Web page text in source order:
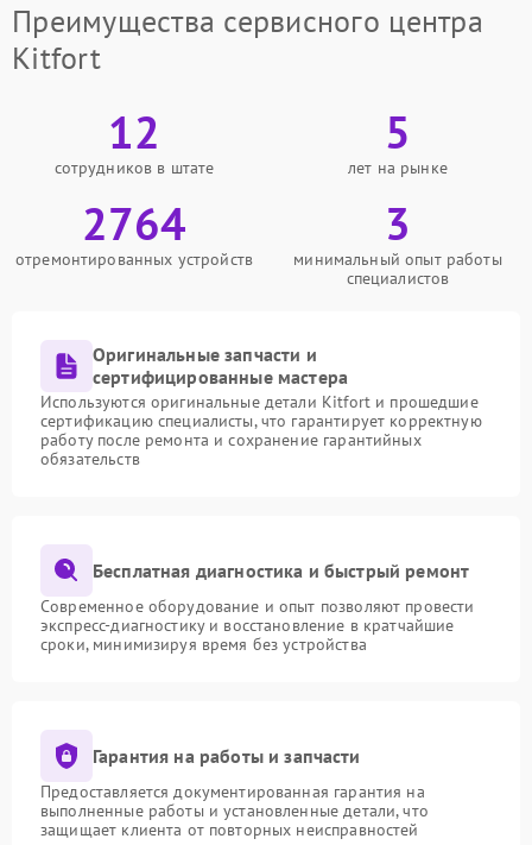
Преимущества сервисного центра
Kitfort
12
сотрудников в штате
5
лет на рынке
2764
отремонтированных устройств
3
минимальный опыт работы
специалистов
Оригинальные запчасти и
сертифицированные мастера
Используются оригинальные детали Kitfort и прошедшие
сертификацию специалисты, что гарантирует корректную
работу после ремонта и сохранение гарантийных
обязательств
Бесплатная диагностика и быстрый ремонт
Современное оборудование и опыт позволяют провести
экспресс-диагностику и восстановление в кратчайшие
сроки, минимизируя время без устройства
Гарантия на работы и запчасти
Предоставляется документированная гарантия на
выполненные работы и установленные детали, что
защищает клиента от повторных неисправностей